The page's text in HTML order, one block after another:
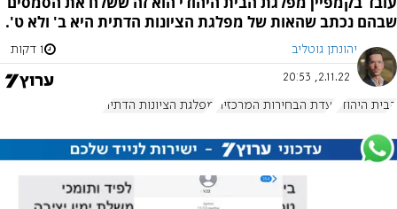
שבהם נכתב שהאות של מפלגת הציונות הדתית היא ב' ולא ט'.
יהונתן גוטליב 1 דקות
2.11.22, 20:53
הבית היהודי ועדת הבחירות המרכזית מפלגת הציונות הדתית